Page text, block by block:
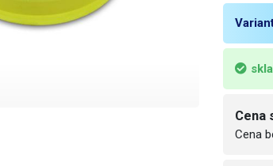
Cena
Cena